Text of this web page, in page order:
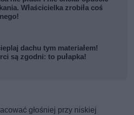
Właścicielka zrobiła coś
dachu tym materiałem!
są zgodni: to pułapka!
głośniej przy niskiej